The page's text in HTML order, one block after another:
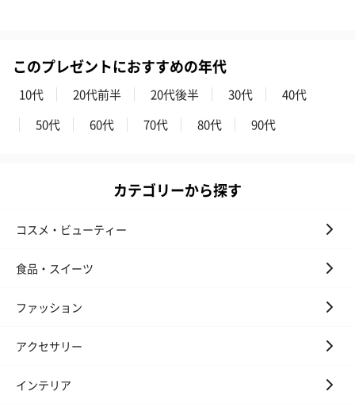
ハンドタオル・ハンカチを同梱してお届けいたします。ギフトへ
の＋αにおすすめです。
ンク）（1,760円）
ワイト）（
キャンドル・お香
このプレゼントにおすすめの年代
10代 20代前半 20代後半 30代
40代
50代
60代 70代 80代 90代
カテゴリーから探す
コスメ・ビューティー
食品・スイーツ
ファッション
アクセサリー
インテリア